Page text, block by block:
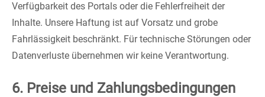
Verfügbarkeit des Portals oder die Fehlerfreiheit der
Inhalte. Unsere Haftung ist auf Vorsatz und grobe
Fahrlässigkeit beschränkt. Für technische Störungen oder
Datenverluste übernehmen wir keine Verantwortung.
6. Preise und Zahlungsbedingungen